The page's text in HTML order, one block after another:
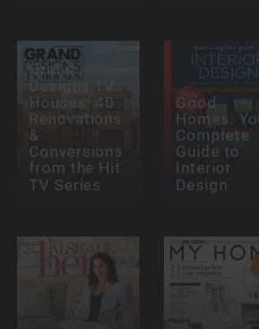
Grand
Designs TV
Houses: 40
Renovations
&
Conversions
from the Hit
TV Series
Good
Homes:
Complete
Guide to
Interior
Design